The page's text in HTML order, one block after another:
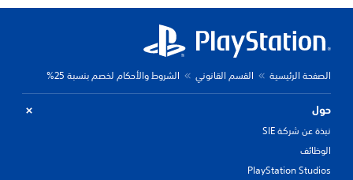
الصفحة الرئيسية القسم القانوني الشروط والأحكام لخصم بنسبة 25%
حول
نبذة عن شركة SIE
الوظائف
PlayStation Studios